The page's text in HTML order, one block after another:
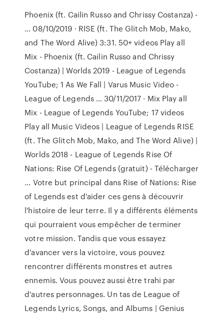
Phoenix (ft. Cailin Russo and Chrissy Costanza) -
… 08/10/2019 · RISE (ft. The Glitch Mob, Mako,
and The Word Alive) 3:31. 50+ videos Play all
Mix - Phoenix (ft. Cailin Russo and Chrissy
Costanza) | Worlds 2019 - League of Legends
YouTube; 1 As We Fall | Varus Music Video -
League of Legends … 30/11/2017 · Mix Play all
Mix - League of Legends YouTube; 17 videos
Play all Music Videos | League of Legends RISE
(ft. The Glitch Mob, Mako, and The Word Alive) |
Worlds 2018 - League of Legends Rise Of
Nations: Rise Of Legends (gratuit) - Télécharger
... Votre but principal dans Rise of Nations: Rise
of Legends est d'aider ces gens à découvrir
l'histoire de leur terre. Il y a différents éléments
qui pourraient vous empêcher de terminer
votre mission. Tandis que vous essayez
d'avancer vers la victoire, vous pouvez
rencontrer différents monstres et autres
ennemis. Vous pouvez aussi être trahi par
d'autres personnages. Un tas de League of
Legends Lyrics, Songs, and Albums | Genius